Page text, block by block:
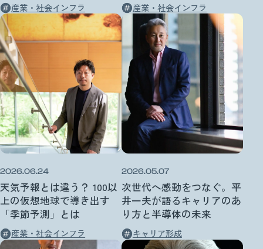
産業・社会インフラ 産業・社会インフラ
2026.06.24
天気予報とは違う？ 100以
上の仮想地球で導き出す
「季節予測」とは
産業・社会インフラ
2026.05.07
次世代へ感動をつなぐ。平
井一夫が語るキャリアのあ
り方と半導体の未来
キャリア形成